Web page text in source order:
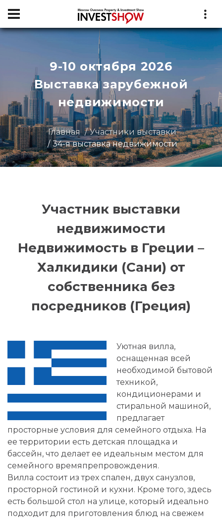
9-10 октября 2026
Выставка зарубежной
недвижимости
Главная
Участники выставки
34-я выставка недвижимости
Участник выставки
недвижимости
Недвижимость в Греции –
Халкидики (Сани) от
собственника без
посредников (Греция)
Уютная вилла,
оснащенная всей
необходимой бытовой
техникой,
кондиционерами и
стиральной машиной,
предлагает
просторные условия для семейного отдыха. На
ее территории есть детская площадка и
бассейн, что делает ее идеальным местом для
семейного времяпрепровождения.
Вилла состоит из трех спален, двух санузлов,
просторной гостиной и кухни. Кроме того, здесь
есть большой стол на улице, который идеально
подходит для приготовления блюд на свежем